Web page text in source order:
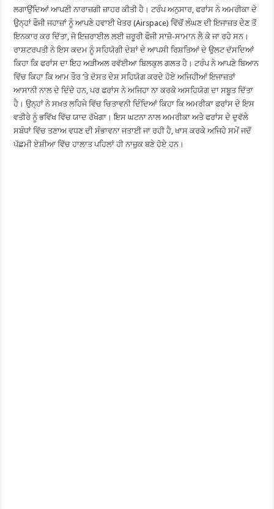
ਲਗਾਉਂਦਿਆਂ ਆਪਣੀ ਨਾਰਾਜ਼ਗੀ ਜ਼ਾਹਰ ਕੀਤੀ ਹੈ। ਟਰੰਪ ਅਨੁਸਾਰ, ਫਰਾਂਸ ਨੇ ਅਮਰੀਕਾ ਦੇ
ਉਨ੍ਹਾਂ ਫੌਜੀ ਜਹਾਜ਼ਾਂ ਨੂੰ ਆਪਣੇ ਹਵਾਈ ਖੇਤਰ (Airspace) ਵਿੱਚੋਂ ਲੰਘਣ ਦੀ ਇਜਾਜ਼ਤ ਦੇਣ ਤੋਂ
ਇਨਕਾਰ ਕਰ ਦਿੱਤਾ, ਜੋ ਇਜ਼ਰਾਈਲ ਲਈ ਜ਼ਰੂਰੀ ਫੌਜੀ ਸਾਜ਼ੋ-ਸਾਮਾਨ ਲੈ ਕੇ ਜਾ ਰਹੇ ਸਨ।
ਰਾਸ਼ਟਰਪਤੀ ਨੇ ਇਸ ਕਦਮ ਨੂੰ ਸਹਿਯੋਗੀ ਦੇਸ਼ਾਂ ਦੇ ਆਪਸੀ ਰਿਸ਼ਤਿਆਂ ਦੇ ਉਲਟ ਦੱਸਦਿਆਂ
ਕਿਹਾ ਕਿ ਫਰਾਂਸ ਦਾ ਇਹ ਅੜੀਅਲ ਰਵੱਈਆ ਬਿਲਕੁਲ ਗਲਤ ਹੈ। ਟਰੰਪ ਨੇ ਆਪਣੇ ਬਿਆਨ
ਵਿੱਚ ਕਿਹਾ ਕਿ ਆਮ ਤੌਰ ’ਤੇ ਦੋਸਤ ਦੇਸ਼ ਸਹਿਯੋਗ ਕਰਦੇ ਹੋਏ ਅਜਿਹੀਆਂ ਇਜਾਜ਼ਤਾਂ
ਆਸਾਨੀ ਨਾਲ ਦੇ ਦਿੰਦੇ ਹਨ, ਪਰ ਫਰਾਂਸ ਨੇ ਅਜਿਹਾ ਨਾ ਕਰਕੇ ਅਸਹਿਯੋਗ ਦਾ ਸਬੂਤ ਦਿੱਤਾ
ਹੈ। ਉਨ੍ਹਾਂ ਨੇ ਸਖ਼ਤ ਲਹਿਜੇ ਵਿੱਚ ਚਿਤਾਵਨੀ ਦਿੰਦਿਆਂ ਕਿਹਾ ਕਿ ਅਮਰੀਕਾ ਫਰਾਂਸ ਦੇ ਇਸ
ਵਤੀਰੇ ਨੂੰ ਭਵਿੱਖ ਵਿੱਚ ਯਾਦ ਰੱਖੇਗਾ। ਇਸ ਘਟਨਾ ਨਾਲ ਅਮਰੀਕਾ ਅਤੇ ਫਰਾਂਸ ਦੇ ਦੁਵੱਲੇ
ਸਬੰਧਾਂ ਵਿੱਚ ਤਣਾਅ ਵਧਣ ਦੀ ਸੰਭਾਵਨਾ ਜਤਾਈ ਜਾ ਰਹੀ ਹੈ, ਖਾਸ ਕਰਕੇ ਅਜਿਹੇ ਸਮੇਂ ਜਦੋਂ
ਪੱਛਮੀ ਏਸ਼ੀਆ ਵਿੱਚ ਹਾਲਾਤ ਪਹਿਲਾਂ ਹੀ ਨਾਜ਼ੁਕ ਬਣੇ ਹੋਏ ਹਨ।